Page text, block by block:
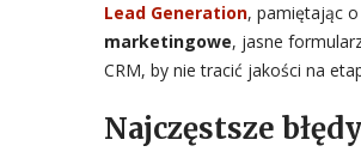
Lead Generation, pamiętając
marketingowe, jasne
CRM, by nie tracić jakości na
Najczęstsze